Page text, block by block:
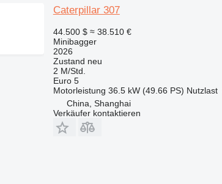
Caterpillar 307
44.500 $ ≈ 38.510 €
Minibagger
2026
Zustand neu
2 M/Std.
Euro 5
Motorleistung 36.5 kW (49.66 PS) Nutzlast
China, Shanghai
Verkäufer kontaktieren